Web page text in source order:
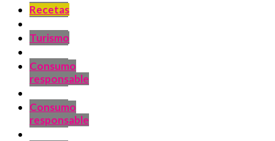
Recetas
Turismo
Consumo
responsable
Consumo
responsable